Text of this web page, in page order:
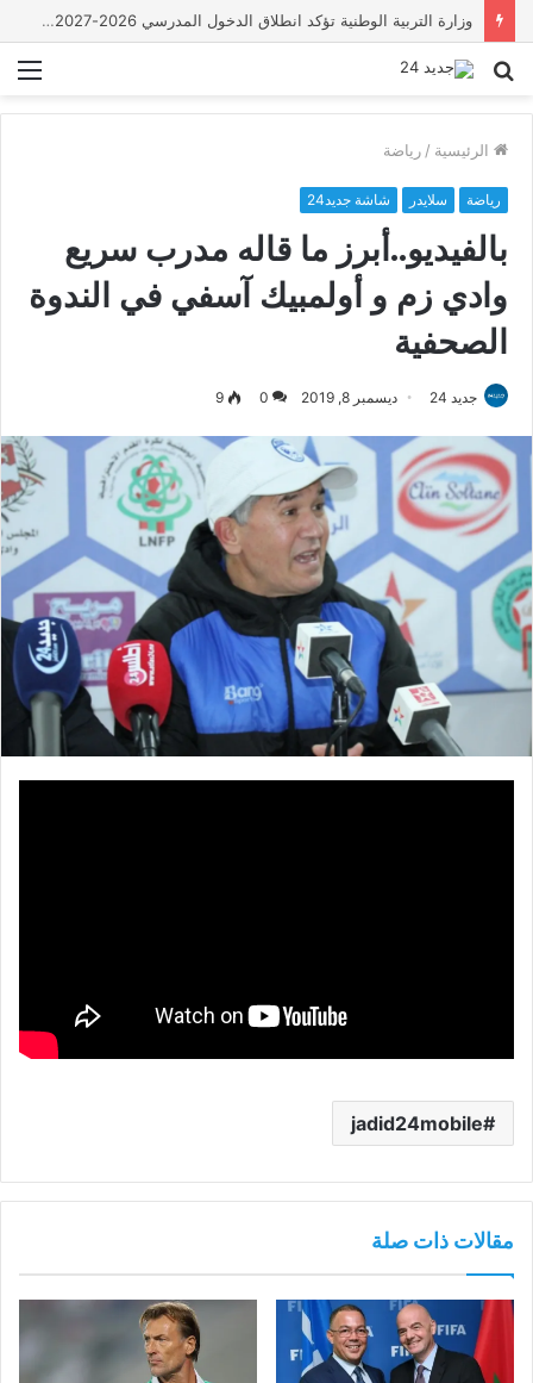
خلاف ينتهي بمقتل شاب في سوق السبت أولاد النمة
بحث
الرئيسية / رياضة
رياضة سلايدر شاشة جديد24
بالفيديو..أبرز ما قاله مدرب سريع
وادي زم و أولمبيك آسفي في الندوة
الصحفية
جديد 24 ديسمبر 8, 2019 0
9
jadid24mobile
مقالات ذات صلة